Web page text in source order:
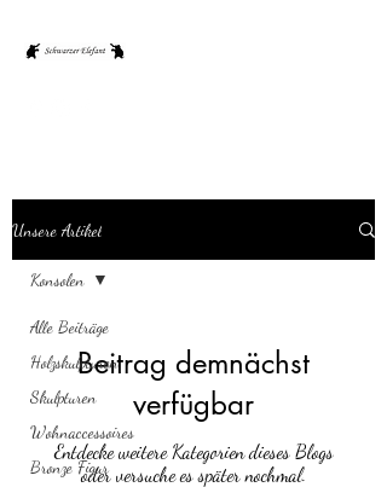
Unsere Artikel
Alle Beiträge
Holzskulpturen
Skulpturen
Wohnaccessoires
Bronze Figur
Konsolen
Beitrag demnächst
verfügbar
Entdecke weitere Kategorien dieses Blogs
oder versuche es später nochmal.